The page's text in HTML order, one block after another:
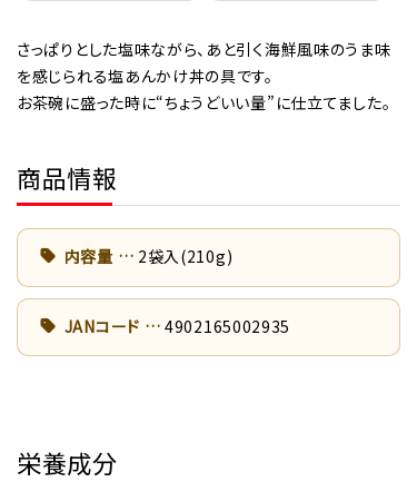
さっぱりとした塩味ながら、あと引く海鮮風味のうま味
を感じられる塩あんかけ丼の具です。
お茶碗に盛った時に“ちょうどいい量”に仕立てました。
商品情報
内容量 2袋入(210g)
JANコード 4902165002935
栄養成分